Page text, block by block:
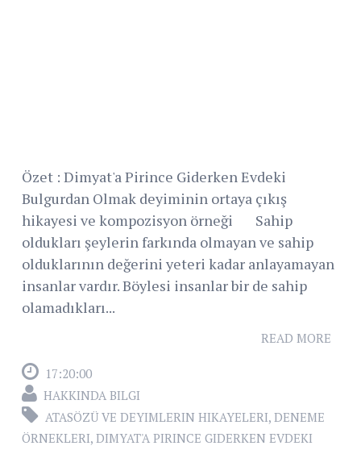
Özet : Dimyat'a Pirince Giderken Evdeki
Bulgurdan Olmak deyiminin ortaya çıkış
hikayesi ve kompozisyon örneği Sahip
oldukları şeylerin farkında olmayan ve sahip
olduklarının değerini yeteri kadar anlayamayan
insanlar vardır. Böylesi insanlar bir de sahip
olamadıkları...
READ MORE
17:20:00
HAKKINDA BILGI
ATASÖZÜ VE DEYIMLERIN HIKAYELERI, DENEME
ÖRNEKLERI, DIMYAT'A PIRINCE GIDERKEN EVDEKI